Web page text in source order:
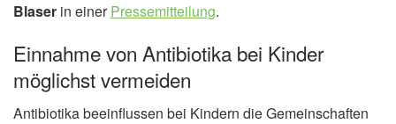
Blaser in einerPressemitteilung.
Einnahme von Antibiotika bei Kinder
möglichst vermeiden
Antibiotika beeinflussen bei Kindern die Gemeinschaften